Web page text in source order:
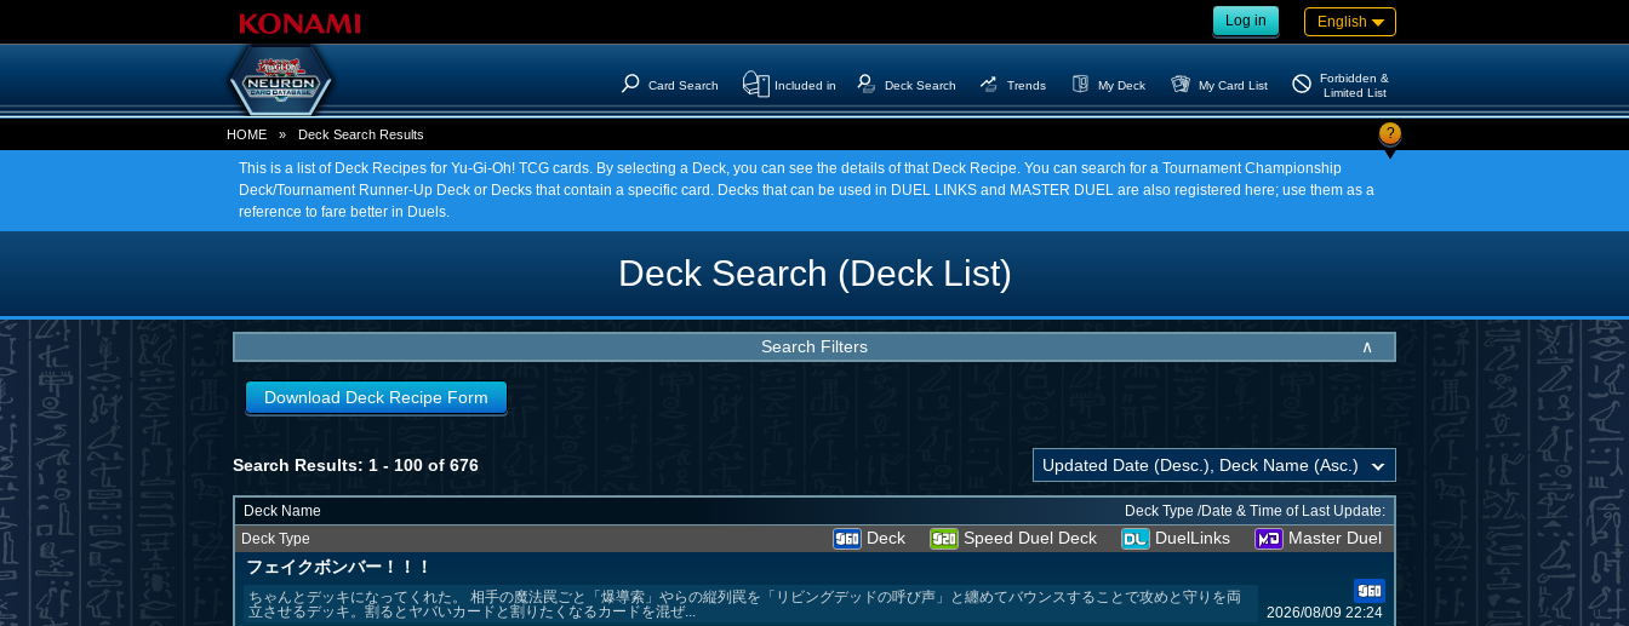
Log in English
Card Search Included in Deck Search Trends My Deck My Card List
Forbidden &
Limited List
HOME » Deck Search Results ?
This is a list of Deck Recipes for Yu-Gi-Oh! TCG cards. By selecting a Deck, you can see the details of that Deck Recipe. You can search for a Tournament Championship
Deck/Tournament Runner-Up Deck or Decks that contain a specific card. Decks that can be used in DUEL LINKS and MASTER DUEL are also registered here; use them as a
reference to fare better in Duels.
Deck Search (Deck List)
Search Filters ∧
Download Deck Recipe Form
Search Results: 1 - 100 of 676
Deck Name
Deck Type /Date & Time of Last Update:
Deck Type
Deck Speed Duel Deck DuelLinks
Master Duel
フェイクボンバー！！！
ちゃんとデッキになってくれた。 相手の魔法罠ごと「爆導索」やらの縦列罠を「リビングデッドの呼び声」と纏めてバウンスすることで攻めと守りを両
立させるデッキ。割るとヤバいカードと割りたくなるカードを混ぜ...
2026/08/09 22:24